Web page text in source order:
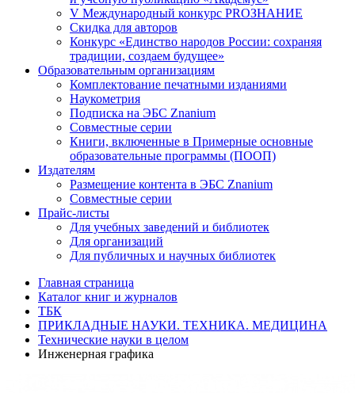
V Международный конкурс PROЗНАНИЕ
Скидка для авторов
Конкурс «Единство народов России: сохраняя
традиции, создаем будущее»
Образовательным организациям
Комплектование печатными изданиями
Наукометрия
Подписка на ЭБС Znanium
Совместные серии
Книги, включенные в Примерные основные
образовательные программы (ПООП)
Издателям
Размещение контента в ЭБС Znanium
Совместные серии
Прайс-листы
Для учебных заведений и библиотек
Для организаций
Для публичных и научных библиотек
Главная страница
Каталог книг и журналов
ТБК
ПРИКЛАДНЫЕ НАУКИ. ТЕХНИКА. МЕДИЦИНА
Технические науки в целом
Инженерная графика